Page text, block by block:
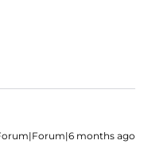
months ago